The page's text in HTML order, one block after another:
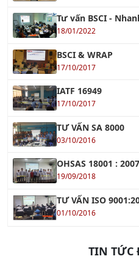
Tư vấn BSCI -
18/01/2022
BSCI & WRAP
17/10/2017
IATF 16949
17/10/2017
TƯ VẤN SA 8000
03/10/2016
OHSAS 18001 : 2007
19/09/2018
TƯ VẤN ISO
01/10/2016
TIN TỨC